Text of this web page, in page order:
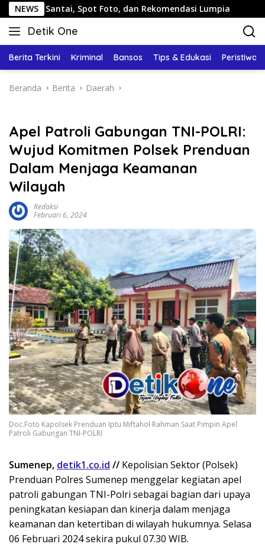
Langsung
ke
konten
NEWS
Spot Foto, dan Rekomendasi Lumpia Panduan
Detik One
Tajam
Fakta
Berita Terkini Kriminal Bansos Tips & Edukasi Peristiwa
Beranda Berita Daerah
Apel Patroli Gabungan TNI-POLRI:
Wujud Komitmen Polsek Prenduan
Dalam Menjaga Keamanan
Wilayah
Redaksi
Februari 6, 2024
Doc.Foto Kapolsek Prenduan Iptu Miftahol Rahman Saat Pimpin Apel
Patroli Gabungan TNI-POLRI
Sumenep, detik1.co.id // Kepolisian Sektor (Polsek)
Prenduan Polres Sumenep menggelar kegiatan apel
patroli gabungan TNI-Polri sebagai bagian dari upaya
peningkatan kesiapan dan kinerja dalam menjaga
keamanan dan ketertiban di wilayah hukumnya. Selasa
06 Februari 2024 sekira pukul 07.30 WIB.